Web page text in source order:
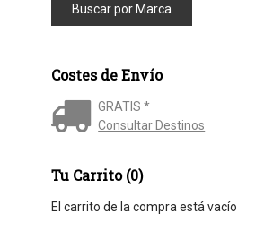
Costes de Envío
GRATIS *
Consultar Destinos
Tu Carrito (0)
El carrito de la compra está vacío